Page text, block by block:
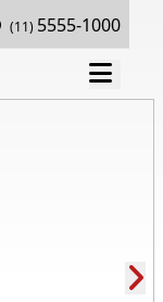
(11) 5555-1000